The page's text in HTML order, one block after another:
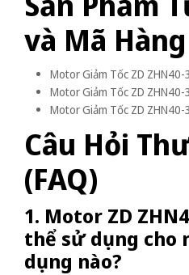
và Mã Hàng
Motor Giảm Tốc ZD
Motor Giảm Tốc ZD
Motor Giảm Tốc ZD
Câu Hỏi
(FAQ)
1. Motor ZD
thể sử dụng cho
dụng nào?